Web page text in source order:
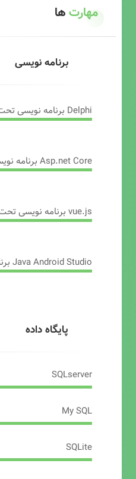
مهارتها
برنامه نویسی
Delphi برنامه نویسی تحت ویندوز
Asp.net Core برنامه نویسی تحت وب بک اند
vue.js برنامه نویسی تحت وب فرانت اند
Java Android Studio برنامه نویسی اندروید
پایگاه داده
SQLserver
My SQL
SQLite